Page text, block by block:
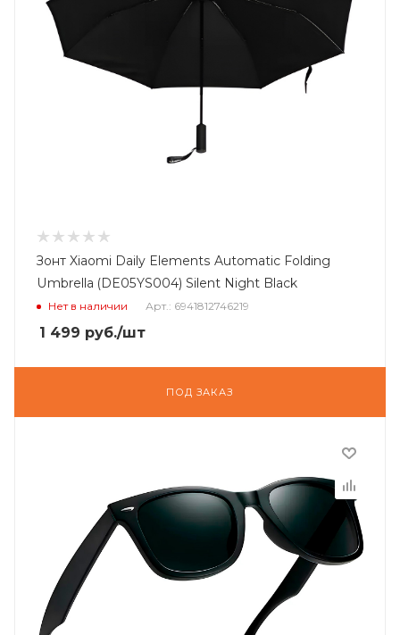
Зонт Xiaomi Daily Elements Automatic Folding
Umbrella (DE05YS004) Silent Night Black
Нет в наличии Арт.: 6941812746219
1 499 руб./шт
ПОД ЗАКАЗ